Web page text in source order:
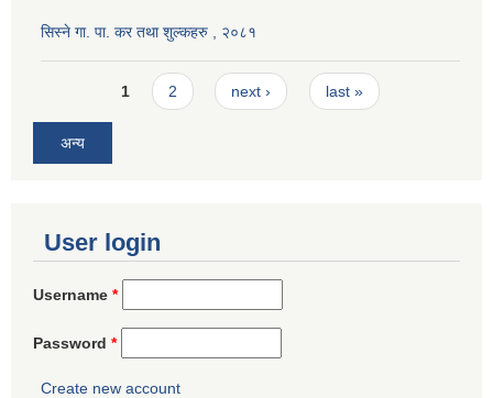
सिस्ने गा. पा. कर तथा शुल्कहरु , २०८१
Pages1 2 next › last »
अन्य
User login
Username *
Password *
Create new account